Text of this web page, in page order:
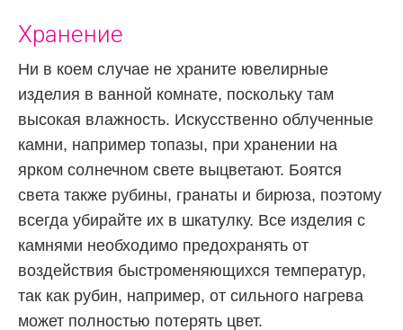
Хранение
Ни в коем случае не храните ювелирные
изделия в ванной комнате, поскольку там
высокая влажность. Искусственно облученные
камни, например топазы, при хранении на
ярком солнечном свете выцветают. Боятся
света также рубины, гранаты и бирюза, поэтому
всегда убирайте их в шкатулку. Все изделия с
камнями необходимо предохранять от
воздействия быстроменяющихся температур,
так как рубин, например, от сильного нагрева
может полностью потерять цвет.